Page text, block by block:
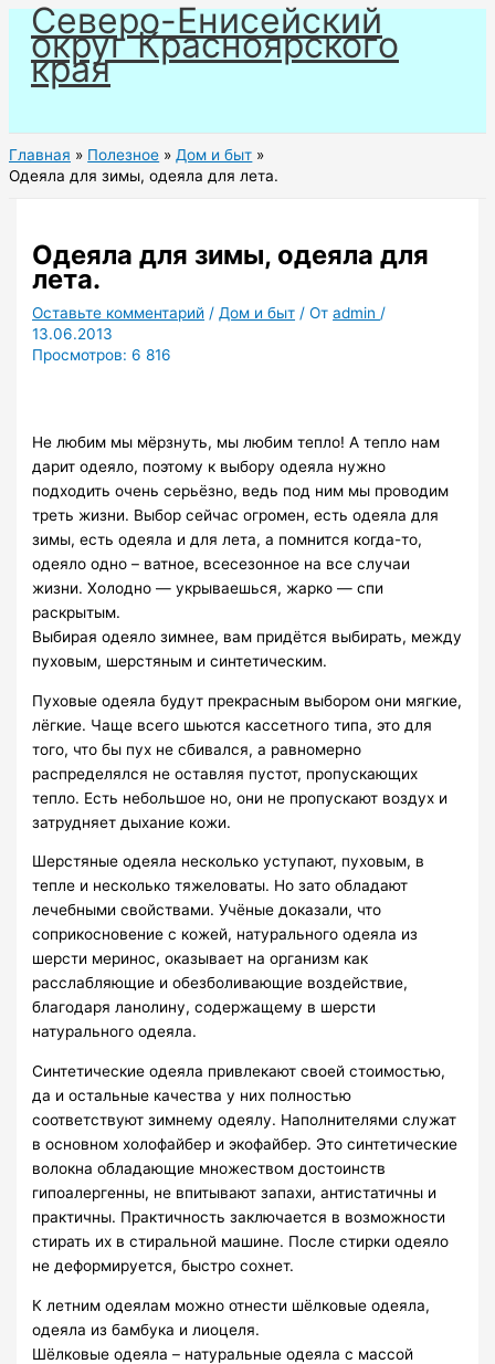
Перейти
содержимому
Северо-Енисейский
округ Красноярского
края
Главная Полезное
Дом и быт
Одеяла для зимы, одеяла для лета.
Одеяла для зимы, одеяла для
лета.
Оставьте комментарий / Дом и быт / Отadmin /
13.06.2013
Просмотров: 6 816
Не любим мы мёрзнуть, мы любим тепло! А тепло нам
дарит одеяло, поэтому к выбору одеяла нужно
подходить очень серьёзно, ведь под ним мы проводим
треть жизни. Выбор сейчас огромен, есть одеяла для
зимы, есть одеяла и для лета, а помнится когда-то,
одеяло одно – ватное, всесезонное на все случаи
жизни. Холодно — укрываешься, жарко — спи
раскрытым.
Выбирая одеяло зимнее, вам придётся выбирать, между
пуховым, шерстяным и синтетическим.
Пуховые одеяла будут прекрасным выбором они мягкие,
лёгкие. Чаще всего шьются кассетного типа, это для
того, что бы пух не сбивался, а равномерно
распределялся не оставляя пустот, пропускающих
тепло. Есть небольшое но, они не пропускают воздух и
затрудняет дыхание кожи.
Шерстяные одеяла несколько уступают, пуховым, в
тепле и несколько тяжеловаты. Но зато обладают
лечебными свойствами. Учёные доказали, что
соприкосновение с кожей, натурального одеяла из
шерсти меринос, оказывает на организм как
расслабляющие и обезболивающие воздействие,
благодаря ланолину, содержащему в шерсти
натурального одеяла.
Синтетические одеяла привлекают своей стоимостью,
да и остальные качества у них полностью
соответствуют зимнему одеялу. Наполнителями служат
в основном холофайбер и экофайбер. Это синтетические
волокна обладающие множеством достоинств
гипоалергенны, не впитывают запахи, антистатичны и
практичны. Практичность заключается в возможности
стирать их в стиральной машине. После стирки одеяло
не деформируется, быстро сохнет.
К летним одеялам можно отнести шёлковые одеяла,
одеяла из бамбука и лиоцеля.
Шёлковые одеяла – натуральные одеяла с массой